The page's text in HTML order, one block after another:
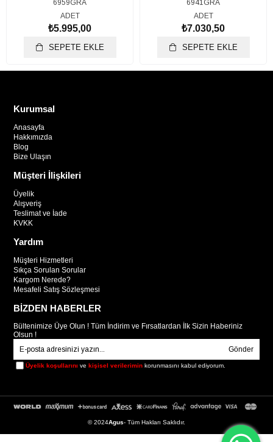
6959GRA
ADET
₺5.995,00
SEPETE EKLE
6941GRA
ADET
₺7.030,50
SEPETE EKLE
Kurumsal
Anasayfa
Hakkımızda
Blog
Bize Ulaşın
Müşteri İlişkileri
Üyelik
Alışveriş
Teslimat ve İade
KVKK
Yardım
Müşteri Hizmetleri
Sıkça Sorulan Sorular
Kargom Nerede?
Mesafeli Satış Sözleşmesi
BİZDEN HABERLER
Bültenimize Üye Olun ! Tüm İndirim ve Fırsatlardan İlk Sizin Haberiniz
Olsun !
Gönder
Üyelik koşullarını vekişisel verilerimin korunmasını kabul ediyorum.
© 2024Agus- Tüm Hakları Saklıdır.